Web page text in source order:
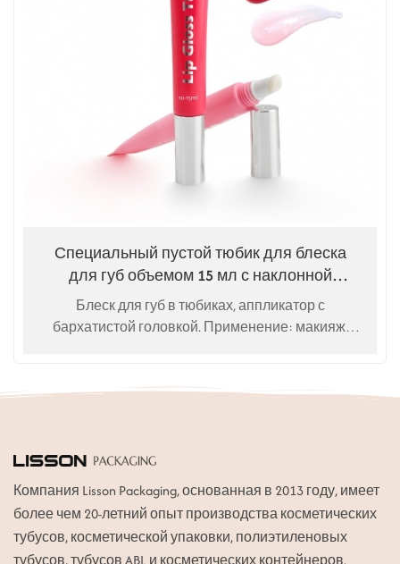
Специальный пустой тюбик для блеска
для губ объемом 15 мл с наклонной
поверхностью и флокированным
покрытием.
Блеск для губ в тюбиках, аппликатор с
бархатистой головкой. Применение: макияж,
Компания Lisson Packaging, основанная в 2013 году, имеет
более чем 20-летний опыт производства косметических
тубусов, косметической упаковки, полиэтиленовых
тубусов, тубусов ABL и косметических контейнеров.